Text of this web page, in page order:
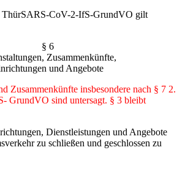
ThürSARS-CoV-2-IfS-GrundVO gilt
§ 6
Zusammenkünfte,
und Angebote
Zusammenkünfte insbesondere nach § 7 2.
GrundVO sind untersagt. § 3 bleibt
Dienstleistungen und Angebote
zu schließen und geschlossen zu